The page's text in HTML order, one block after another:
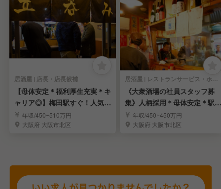
居酒屋 | 店長・店長候補
【母体安定＊福利厚生充実＊キ
ャリア◎】梅田駅すぐ！人気大
衆居酒屋「晩杯屋」
年収/450~510万円
大阪府 大阪市北区
居酒屋 | レストランサービス・ホールスタッフ
《大衆酒場の社員スタッフ募
集》人柄採用＊母体安定＊駅チ
カ 年収/450~450万円
大阪府 大阪市北区